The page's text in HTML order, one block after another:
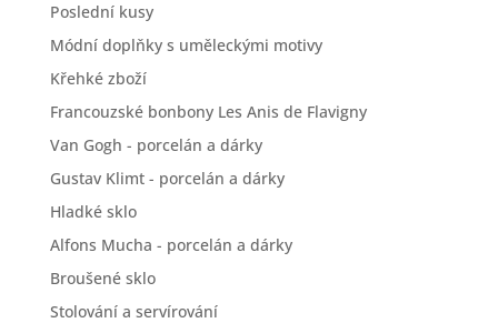
Poslední kusy
Módní doplňky s uměleckými motivy
Křehké zboží
Francouzské bonbony Les Anis de Flavigny
Van Gogh - porcelán a dárky
Gustav Klimt - porcelán a dárky
Hladké sklo
Alfons Mucha - porcelán a dárky
Broušené sklo
Stolování a servírování